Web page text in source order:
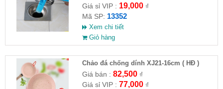
Giá sỉ VIP : 19,000₫
Mã SP: 13352
Xem chi tiết
Giỏ hàng
Chảo đá chống dính XJ21-16cm ( HĐ )
Giá bán : 82,500₫
Giá sỉ VIP : 77,000₫